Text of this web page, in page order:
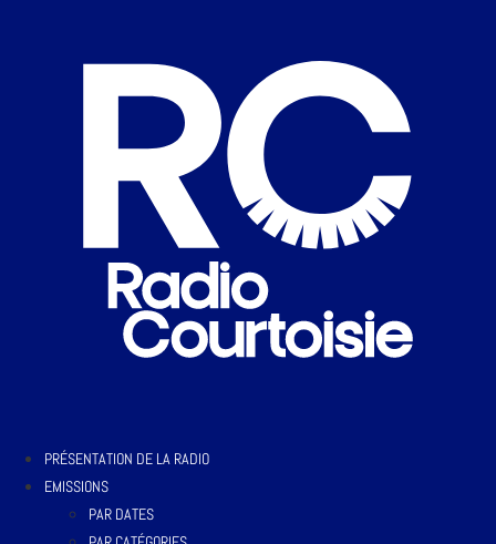
PRÉSENTATION DE LA RADIO
EMISSIONS
PAR DATES